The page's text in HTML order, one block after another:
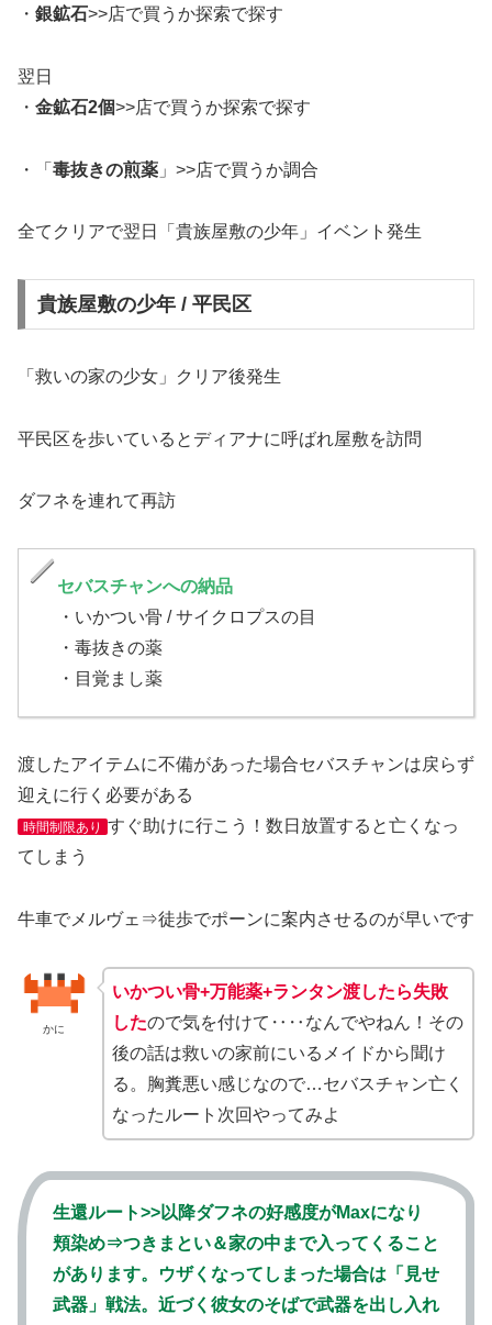
・ 銀鉱石>>店で買うか探索で探す
翌日
・ 金鉱石2個>>店で買うか探索で探す
・「 毒抜きの煎薬 」>>店で買うか調合
全てクリアで翌日「貴族屋敷の少年」イベント発生
貴族屋敷の少年 / 平民区
「救いの家の少女」クリア後発生
平民区を歩いているとディアナに呼ばれ屋敷を訪問
ダフネを連れて再訪
セバスチャンへの納品
・いかつい骨 / サイクロプスの目
・毒抜きの薬
・目覚まし薬
渡したアイテムに不備があった場合セバスチャンは戻らず
迎えに行く必要がある
時間制限あり すぐ助けに行こう！数日放置すると亡くなっ
てしまう
牛車でメルヴェ⇒徒歩でポーンに案内させるのが早いです
かに
いかつい骨+万能薬+ランタン渡したら失敗
したので気を付けて‥‥なんでやねん！その
後の話は救いの家前にいるメイドから聞け
る。胸糞悪い感じなので…セバスチャン亡く
なったルート次回やってみよ
生還ルート>>以降ダフネの好感度がMaxになり
頬染め⇒つきまとい＆家の中まで入ってくること
があります。ウザくなってしまった場合は「見せ
武器」戦法。近づく彼女のそばで武器を出し入れ